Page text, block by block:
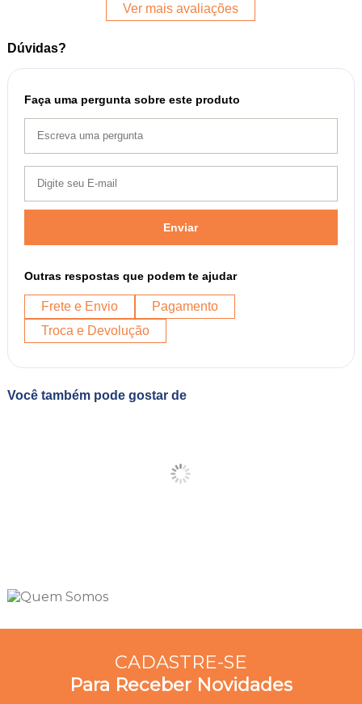
Ver mais avaliações
Dúvidas?
Faça uma pergunta sobre este produto
Enviar
Outras respostas que podem te ajudar
Frete e Envio
Pagamento
Troca e Devolução
Você também pode gostar de
CADASTRE-SE
Para Receber Novidades